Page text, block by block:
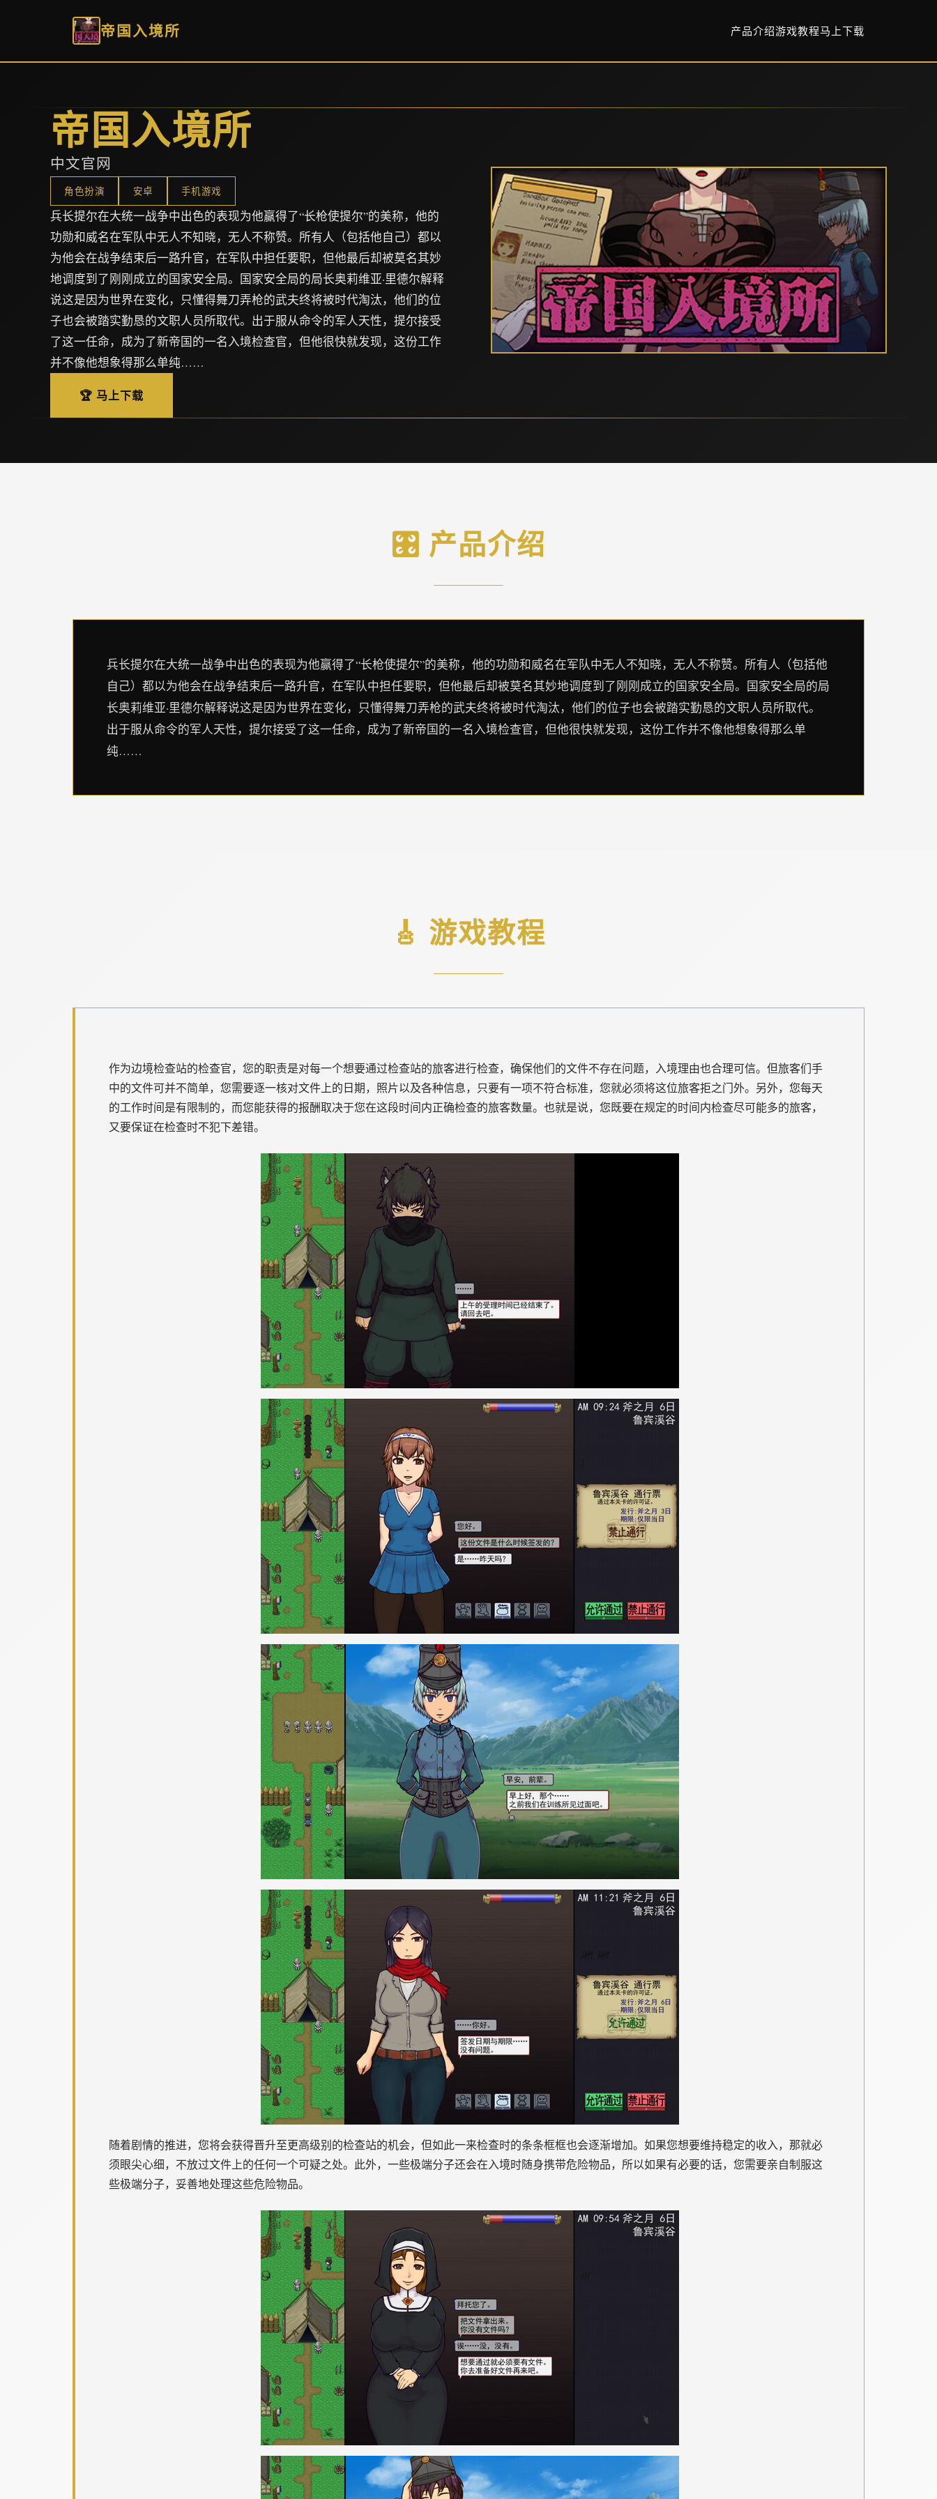
帝国入境所 产品介绍游戏教程马上下载
帝国入境所
中文官网
角色扮演 安卓 手机游戏
兵长提尔在大统一战争中出色的表现为他赢得了“长枪使提尔”的美称，他的
功勋和威名在军队中无人不知晓，无人不称赞。所有人（包括他自己）都以
为他会在战争结束后一路升官，在军队中担任要职，但他最后却被莫名其妙
地调度到了刚刚成立的国家安全局。国家安全局的局长奥莉维亚·里德尔解释
说这是因为世界在变化，只懂得舞刀弄枪的武夫终将被时代淘汰，他们的位
子也会被踏实勤恳的文职人员所取代。出于服从命令的军人天性，提尔接受
了这一任命，成为了新帝国的一名入境检查官，但他很快就发现，这份工作
并不像他想象得那么单纯……
🏆 马上下载
🎛️ 产品介绍
兵长提尔在大统一战争中出色的表现为他赢得了“长枪使提尔”的美称，他的功勋和威名在军队中无人不知晓，无人不称赞。所有人（包括他
自己）都以为他会在战争结束后一路升官，在军队中担任要职，但他最后却被莫名其妙地调度到了刚刚成立的国家安全局。国家安全局的局
长奥莉维亚·里德尔解释说这是因为世界在变化，只懂得舞刀弄枪的武夫终将被时代淘汰，他们的位子也会被踏实勤恳的文职人员所取代。
出于服从命令的军人天性，提尔接受了这一任命，成为了新帝国的一名入境检查官，但他很快就发现，这份工作并不像他想象得那么单
纯……
🎸 游戏教程
作为边境检查站的检查官，您的职责是对每一个想要通过检查站的旅客进行检查，确保他们的文件不存在问题，入境理由也合理可信。但旅客们手
中的文件可并不简单，您需要逐一核对文件上的日期，照片以及各种信息，只要有一项不符合标准，您就必须将这位旅客拒之门外。另外，您每天
的工作时间是有限制的，而您能获得的报酬取决于您在这段时间内正确检查的旅客数量。也就是说，您既要在规定的时间内检查尽可能多的旅客，
又要保证在检查时不犯下差错。
随着剧情的推进，您将会获得晋升至更高级别的检查站的机会，但如此一来检查时的条条框框也会逐渐增加。如果您想要维持稳定的收入，那就必
须眼尖心细，不放过文件上的任何一个可疑之处。此外，一些极端分子还会在入境时随身携带危险物品，所以如果有必要的话，您需要亲自制服这
些极端分子，妥善地处理这些危险物品。